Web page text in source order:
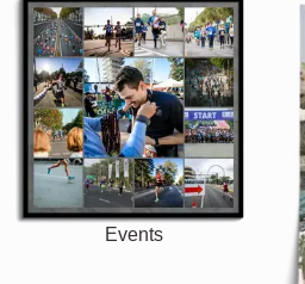
Events